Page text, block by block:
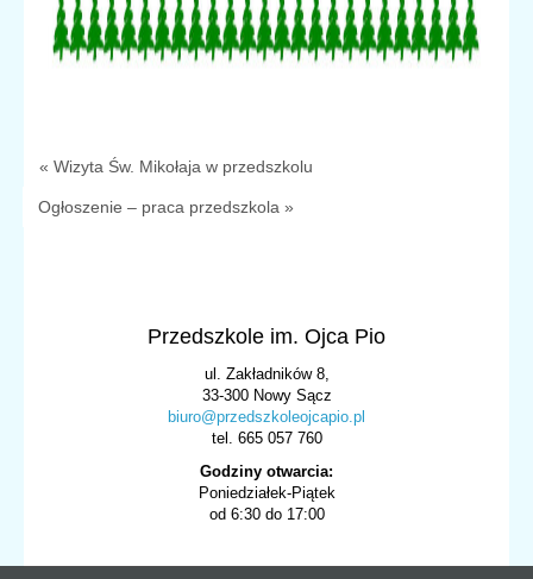
« Wizyta Św. Mikołaja w przedszkolu
Ogłoszenie – praca przedszkola »
Przedszkole im. Ojca Pio
ul. Zakładników 8,
33-300 Nowy Sącz
biuro@przedszkoleojcapio.pl
tel. 665 057 760
Godziny otwarcia:
Poniedziałek-Piątek
od 6:30 do 17:00